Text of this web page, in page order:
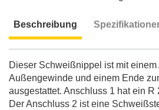
Beschreibung
Dieser Schweißnippel ist mit einem
Außengewinde und einem Ende
ausgestattet. Anschluss 1 hat ein R
Der Anschluss 2 ist eine